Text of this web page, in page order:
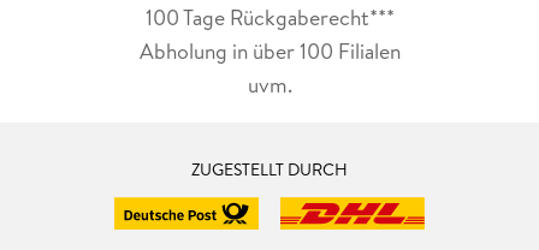
100 Tage Rückgaberecht***
Abholung in über 100 Filialen
uvm.
ZUGESTELLT DURCH